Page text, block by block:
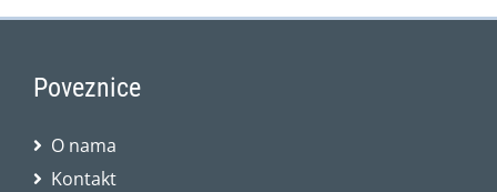
Poveznice
O nama
Kontakt